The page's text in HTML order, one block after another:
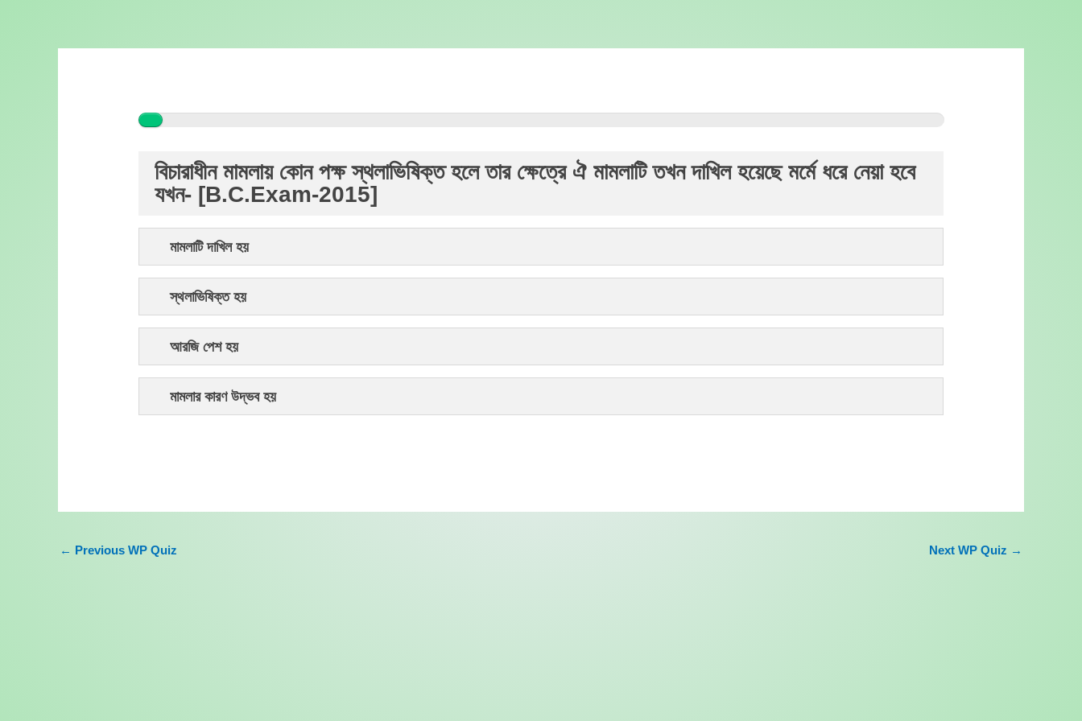
বিচারাধীন মামলায় কোন পক্ষ স্থলাভিষিক্ত হলে তার ক্ষেত্রে ঐ মামলাটি তখন দাখিল হয়েছে মর্মে ধরে নেয়া হবে
যখন- [B.C.Exam-2015]
মামলাটি দাখিল হয়
স্থলাভিষিক্ত হয়
আরজি পেশ হয়
মামলার কারণ উদ্ভব হয়
← Previous WP Quiz Next WP Quiz →